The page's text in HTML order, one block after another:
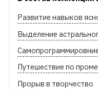
Развитие навыков
Выделение
Путешествие по
Прорыв в творчество